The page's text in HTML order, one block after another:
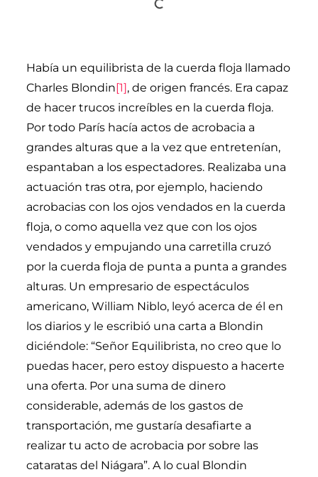
Había un equilibrista de la cuerda floja llamado
Charles Blondin[1], de origen francés. Era capaz
de hacer trucos increíbles en la cuerda floja.
Por todo París hacía actos de acrobacia a
grandes alturas que a la vez que entretenían,
espantaban a los espectadores. Realizaba una
actuación tras otra, por ejemplo, haciendo
acrobacias con los ojos vendados en la cuerda
floja, o como aquella vez que con los ojos
vendados y empujando una carretilla cruzó
por la cuerda floja de punta a punta a grandes
alturas. Un empresario de espectáculos
americano, William Niblo, leyó acerca de él en
los diarios y le escribió una carta a Blondin
diciéndole: “Señor Equilibrista, no creo que lo
puedas hacer, pero estoy dispuesto a hacerte
una oferta. Por una suma de dinero
considerable, además de los gastos de
transportación, me gustaría desafiarte a
realizar tu acto de acrobacia por sobre las
cataratas del Niágara”. A lo cual Blondin